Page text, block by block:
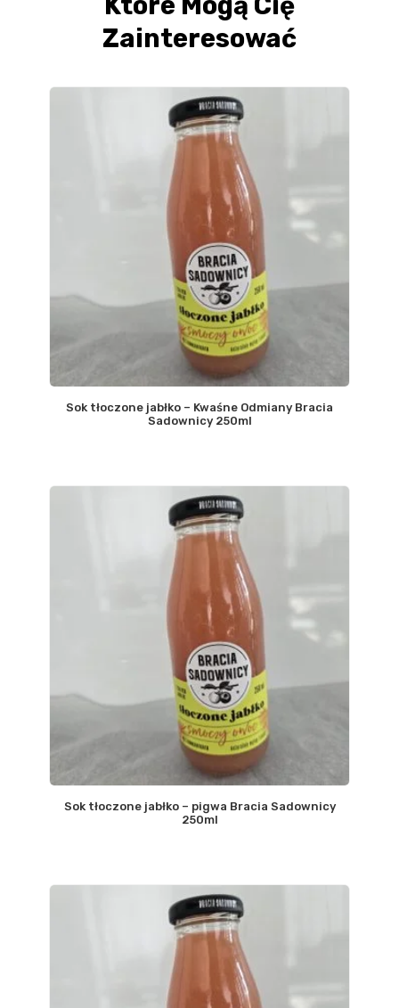
Zainteresować
Sok tłoczone jabłko – Kwaśne Odmiany Bracia
Sadownicy 250ml
Sok tłoczone jabłko – pigwa Bracia Sadownicy
250ml